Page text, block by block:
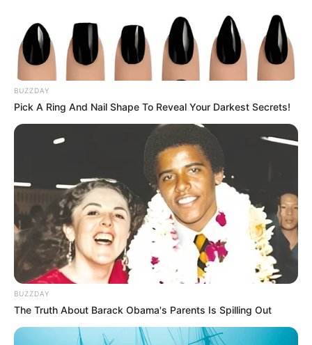
MEILLEURES OFFRES DE LA SEMAINE !
Turf logique la vérité sur le futur Quinté gagnant
du PRIX DU PALAIS BOURBON
Turf logique avec la liste des chevaux les plus en vue du
BUZZDAY
Pick A Ring And Nail Shape To Reveal Your Darkest Secrets!
BUZZDAY
The Truth About Barack Obama's Parents Is Spilling Out